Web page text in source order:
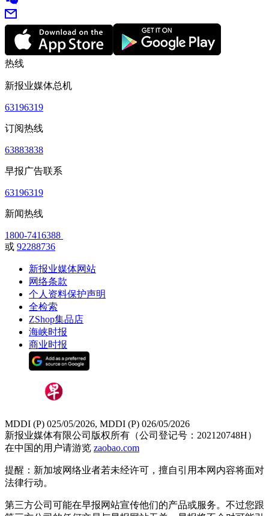
热线
新报业媒体总机
63196319
订阅热线
63883838
早报广告联系
63196319
新闻热线
1800-7416388
或 92288736
新报业媒体网站
网络条款
个人资料保护声明
全检索
ZShop集品店
海峡时报
商业时报
MDDI (P) 025/05/2026, MDDI (P) 026/05/2026
新报业媒体有限公司版权所有（公司登记号：202120748H）
在中国的用户请游览 zaobao.com
提醒：新加坡网络业者若未经许可，擅自引用本网内容将面对
法律行动。
第三方公司可能在早报网站宣传他们的产品或服务。不过您跟